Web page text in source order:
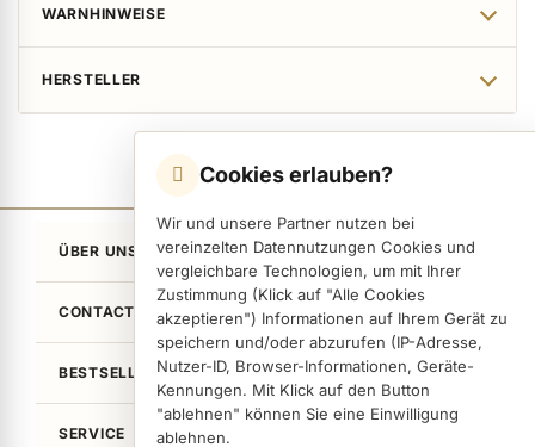
Cookies erlauben?
Wir und unsere Partner nutzen bei
vereinzelten Datennutzungen Cookies und
vergleichbare Technologien, um mit Ihrer
Zustimmung (Klick auf "Alle Cookies
akzeptieren") Informationen auf Ihrem Gerät zu
speichern und/oder abzurufen (IP-Adresse,
Nutzer-ID, Browser-Informationen, Geräte-
Kennungen. Mit Klick auf den Button
"ablehnen" können Sie eine Einwilligung
ablehnen.
WARNHINWEISE
HERSTELLER
ÜBER UNS
CONTACT
BESTSELLER
SERVICE